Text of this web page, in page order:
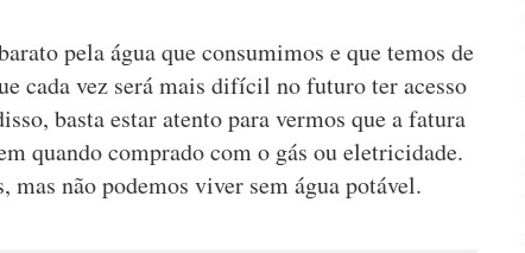
pela água que consumimos e que temos de
cada vez será mais difícil no futuro ter acesso
basta estar atento para vermos que a fatura
quando comprado com o gás ou eletricidade.
mas não podemos viver sem água potável.